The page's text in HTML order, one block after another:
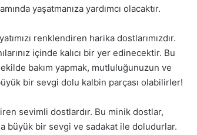
yaşatmanıza yardımcı olacaktır.
renklendiren harika dostlarımızdır.
içinde kalıcı bir yer edinecektir. Bu
bakım yapmak, mutluluğunuzun ve
bir sevgi dolu kalbin parçası olabilirler!
sevimli dostlardır. Bu minik dostlar,
büyük bir sevgi ve sadakat ile doludurlar.